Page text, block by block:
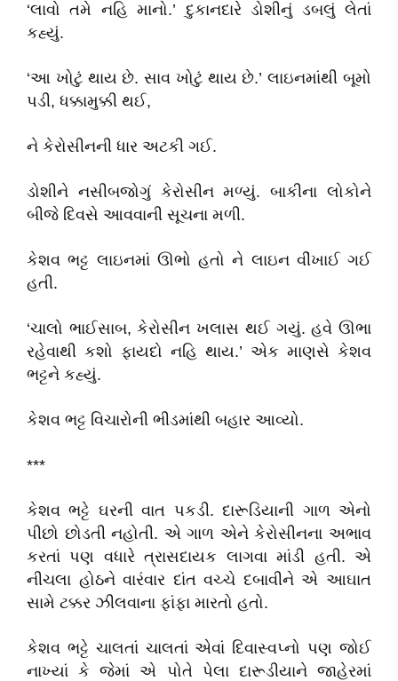
‘લાવો તમે નહિ માનો.’ દુકાનદારે ડોશીનું ડબલું લેતાં
કહ્યું.
‘આ ખોટું થાય છે. સાવ ખોટું થાય છે.’ લાઇનમાંથી બૂમો
પડી, ધક્કામુક્કી થઈ,
ને કેરોસીનની ધાર અટકી ગઈ.
ડોશીને નસીબજોગું કેરોસીન મળ્યું. બાકીના લોકોને
બીજે દિવસે આવવાની સૂચના મળી.
કેશવ ભટ્ટ લાઇનમાં ઊભો હતો ને લાઇન વીંખાઈ ગઈ
હતી.
‘ચાલો ભાઈસાબ, કેરોસીન ખલાસ થઈ ગયું. હવે ઊભા
રહેવાથી કશો ફાયદો નહિ થાય.’ એક માણસે કેશવ
ભટ્ટને કહ્યું.
કેશવ ભટ્ટ વિચારોની ભીડમાંથી બહાર આવ્યો.
***
કેશવ ભટ્ટે ઘરની વાત પકડી. દારૂડિયાની ગાળ એનો
પીછો છોડતી નહોતી. એ ગાળ એને કેરોસીનના અભાવ
કરતાં પણ વધારે ત્રાસદાયક લાગવા માંડી હતી. એ
નીચલા હોઠને વારંવાર દાંત વચ્ચે દબાવીને એ આઘાત
સામે ટક્કર ઝીલવાના ફાંફા મારતો હતો.
કેશવ ભટ્ટે ચાલતાં ચાલતાં એવાં દિવાસ્વપ્નો પણ જોઈ
નાખ્યાં કે જેમાં એ પોતે પેલા દારૂડીયાને જાહેરમાં